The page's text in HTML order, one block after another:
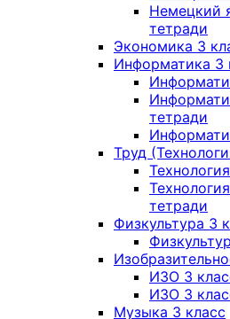
Немецкий
тетради
Экономика 3
Информатика 3
тетради
Труд
тетради
Физкультура 3
ИЗО 3
ИЗО 3
Музыка 3 класс